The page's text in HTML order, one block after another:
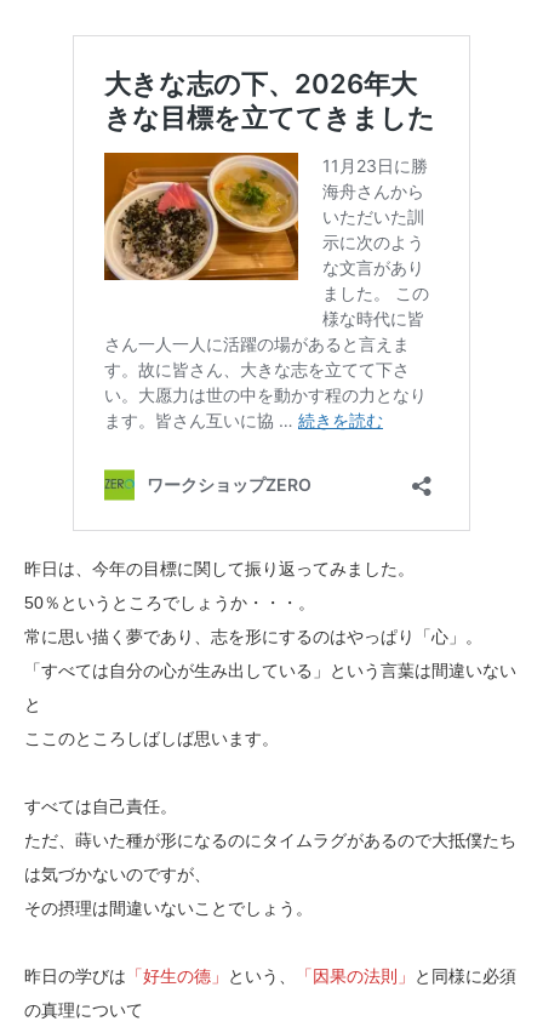
昨日は、今年の目標に関して振り返ってみました。
50％というところでしょうか・・・。
常に思い描く夢であり、志を形にするのはやっぱり「心」。
「すべては自分の心が生み出している」という言葉は間違いない
と
ここのところしばしば思います。
すべては自己責任。
ただ、蒔いた種が形になるのにタイムラグがあるので大抵僕たち
は気づかないのですが、
その摂理は間違いないことでしょう。
昨日の学びは 「好生の德」 という、 「因果の法則」
と同様に必須
の真理について